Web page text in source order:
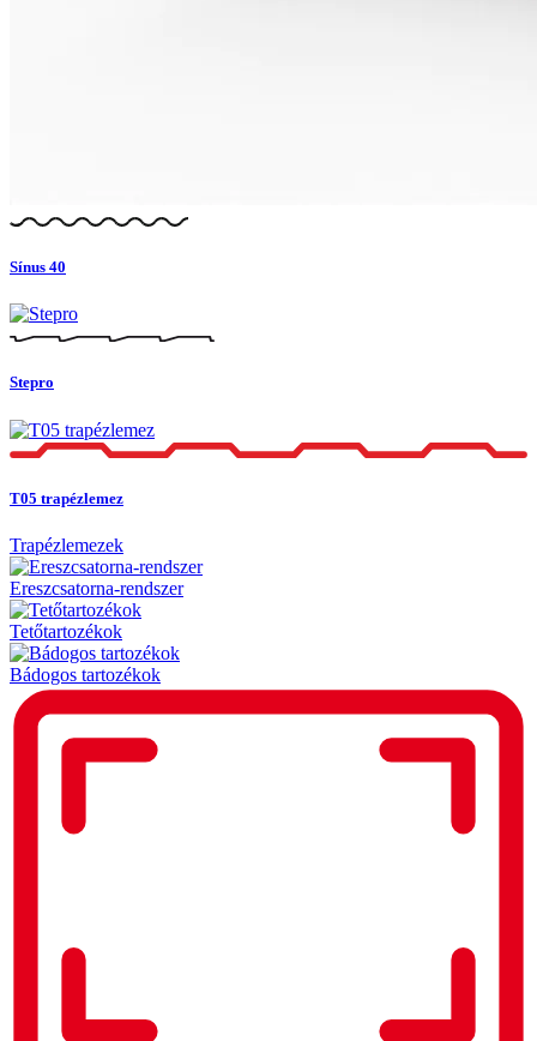
Sínus 40
Stepro
T05 trapézlemez
Trapézlemezek
Ereszcsatorna-rendszer
Tetőtartozékok
Bádogos tartozékok